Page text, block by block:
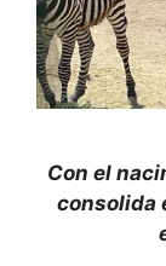
Con el
consolida